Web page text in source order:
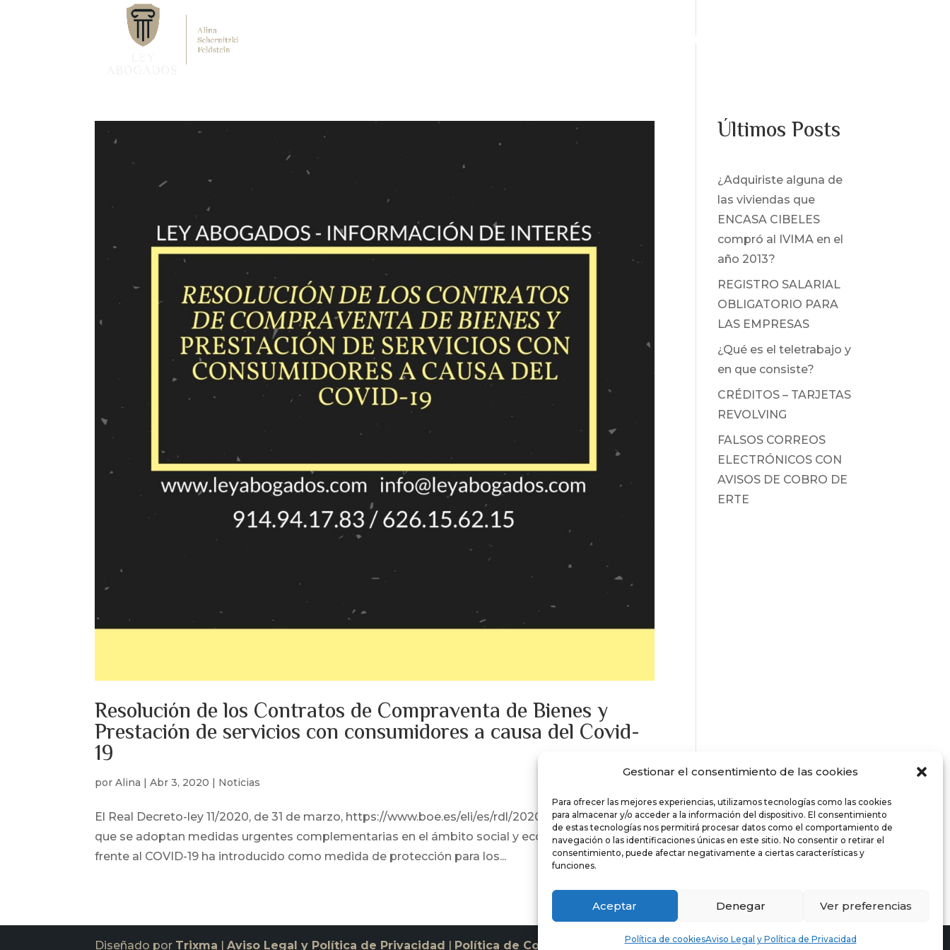
Gestionar el consentimiento de las cookies
Para ofrecer las mejores experiencias, utilizamos tecnologías como las cookies
para almacenar y/o acceder a la información del dispositivo. El consentimiento
de estas tecnologías nos permitirá procesar datos como el comportamiento de
navegación o las identificaciones únicas en este sitio. No consentir o retirar el
consentimiento, puede afectar negativamente a ciertas características y
funciones.
Aceptar Denegar Ver preferencias
Política de cookiesAviso Legal y Política de Privacidad
Servicios
Resolución de los Contratos de Compraventa de Bienes y
Prestación de servicios con consumidores a causa del Covid-
19
porAlina |Abr 3, 2020 | Noticias
El Real Decreto-ley 11/2020, de 31 de marzo, https://www.boe.es/eli/es/rdl/2020/03/31/11/con por el
que se adoptan medidas urgentes complementarias en el ámbito social y económico para hacer
frente al COVID-19 ha introducido como medida de protección para los...
Últimos Posts
¿Adquiriste alguna de
las viviendas que
ENCASA CIBELES
compró al IVIMA en el
año 2013?
REGISTRO SALARIAL
OBLIGATORIO PARA
LAS EMPRESAS
¿Qué es el teletrabajo y
en que consiste?
CRÉDITOS – TARJETAS
REVOLVING
FALSOS CORREOS
ELECTRÓNICOS CON
AVISOS DE COBRO DE
ERTE
Diseñado por Trixma |Aviso Legal y Política de Privacidad | Política de Cookies